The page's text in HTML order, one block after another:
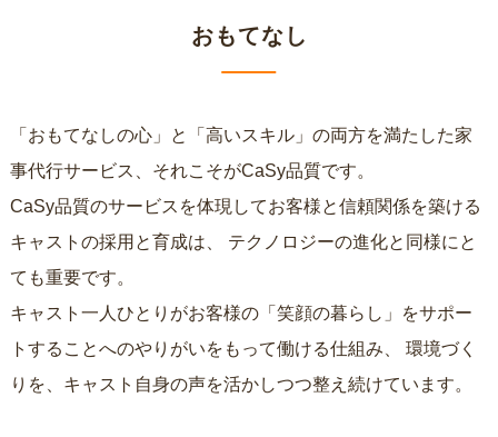
おもてなし
「おもてなしの心」と「高いスキル」の両方を満たした家
事代行サービス、それこそがCaSy品質です。
CaSy品質のサービスを体現してお客様と信頼関係を築ける
キャストの採用と育成は、
ても重要です。
キャスト一人ひとりがお客様の「笑顔の暮らし」をサポー
トすることへのやりがいをもって働ける仕組み、
りを、キャスト自身の声を活かしつつ整え続けています。